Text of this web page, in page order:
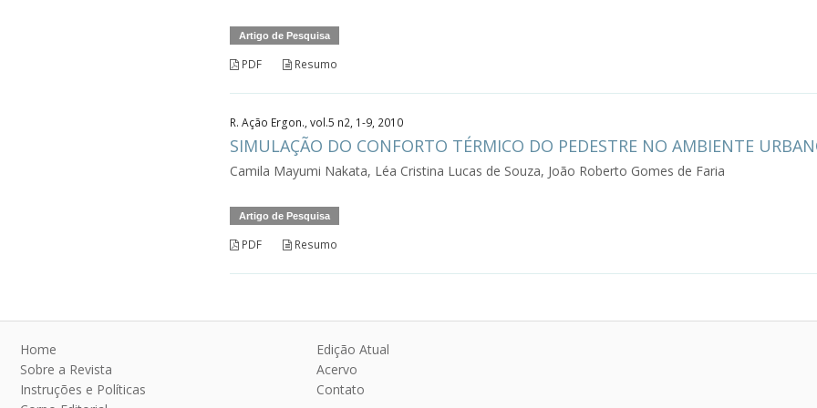
Artigo de Pesquisa
PDF Resumo
R. Ação Ergon., vol.5 n2, 1-9, 2010
SIMULAÇÃO DO CONFORTO TÉRMICO DO PEDESTRE NO AMBIENTE
Camila Mayumi Nakata, Léa Cristina Lucas de Souza, João Roberto Gomes de Faria
Artigo de Pesquisa
PDF Resumo
Home
Sobre a Revista
Instruções e Políticas
Edição Atual
Acervo
Contato